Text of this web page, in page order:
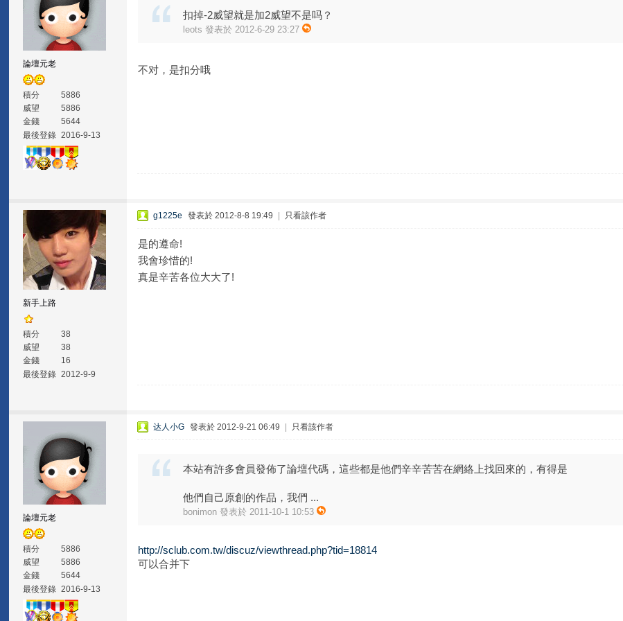
論壇元老
積分
5886
威望
5886
金錢
5644
最後登錄 2016-9-13
扣掉-2威望就是加2威望不是吗？
leots 發表於 2012-6-29 23:27
不对，是扣分哦
新手上路
積分
38
威望
38
金錢
16
最後登錄 2012-9-9
g1225e 發表於 2012-8-8 19:49 只看該作者
是的遵命!
我會珍惜的!
真是辛苦各位大大了!
論壇元老
積分
5886
威望
5886
金錢
5644
最後登錄 2016-9-13
达人小G 發表於 2012-9-21 06:49 只看該作者
本站有許多會員發佈了論壇代碼，這些都是他們辛辛苦苦在網絡上找回來的，有得是
他們自己原創的作品，我們 ...
bonimon 發表於 2011-10-1 10:53
http://sclub.com.tw/discuz/viewthread.php?tid=18814
可以合并下